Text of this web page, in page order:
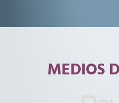
MEDIOS